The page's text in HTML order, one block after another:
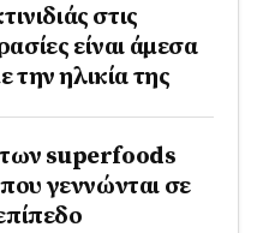
στις
είναι άμεσα
ηλικία της
των superfoods
που γεννώνται σε